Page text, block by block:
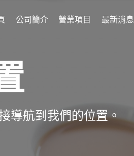
公司簡介 營業項目 最新消息
導航到我們的位置。